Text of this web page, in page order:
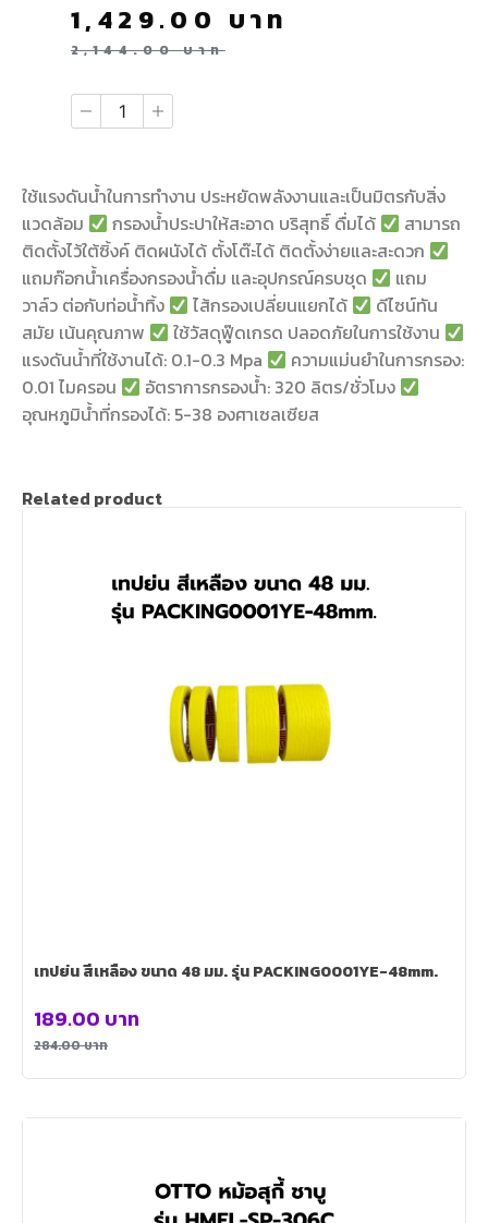
2,144.00บาท
1,429.00 บาท
ใช้แรงดันน้ำในการทำงาน ประหยัดพลังงานและเป็นมิตรกับสิ่ง
แวดล้อม
กรองน้ำประปาให้สะอาด บริสุทธิ์ ดื่มได้
สามารถ
ติดตั้งไว้ใต้ซิ้งค์ ติดผนังได้ ตั้งโต๊ะได้ ติดตั้งง่ายและสะดวก
แถมก๊อกน้ำเครื่องกรองน้ำดื่ม และอุปกรณ์ครบชุด
แถม
วาล์ว ต่อกับท่อน้ำทิ้ง
ไส้กรองเปลี่ยนแยกได้
ดีไซน์ทัน
สมัย เน้นคุณภาพ
ใช้วัสดุฟู๊ดเกรด ปลอดภัยในการใช้งาน
แรงดันน้ำที่ใช้งานได้: 0.1-0.3 Mpa
ความแม่นยำในการกรอง:
0.01 ไมครอน
อัตราการกรองน้ำ: 320 ลิตร/ชั่วโมง
อุณหภูมิน้ำที่กรองได้: 5-38 องศาเซลเซียส
Related product
เทปย่น สีเหลือง ขนาด 48 มม. รุ่น PACKING0001YE-48mm.
284.00บาท
189.00 บาท